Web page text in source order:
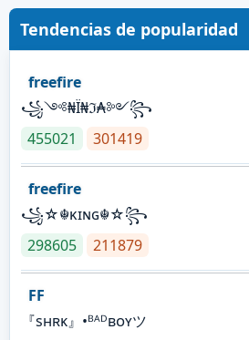
Tendencias de popularidad
freefire
꧁༺₦Ї₦ℑ₳༻꧂
455021
301419
freefire
꧁☆☬κɪɴɢ☬☆꧂
298605
211879
FF
『sʜʀᴋ』•ᴮᴬᴰʙᴏʏツ